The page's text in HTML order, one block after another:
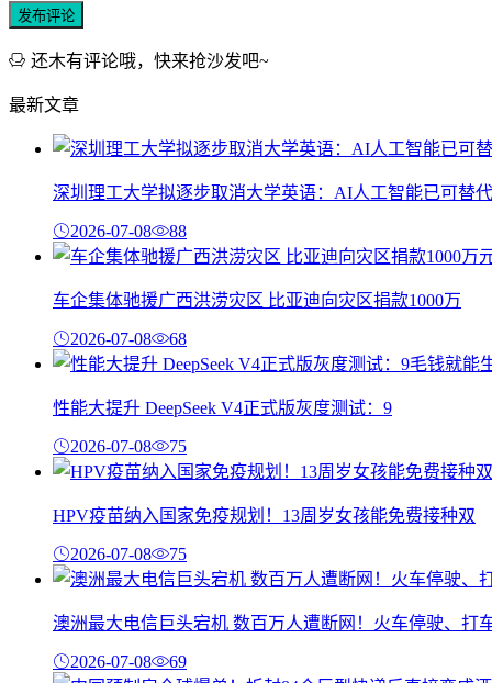
发布评论
还木有评论哦，快来抢沙发吧~
最新文章
深圳理工大学拟逐步取消大学英语：AI人工智能已可替代
2026-07-08 88
车企集体驰援广西洪涝灾区 比亚迪向灾区捐款1000万
2026-07-08 68
性能大提升 DeepSeek V4正式版灰度测试：9
2026-07-08 75
HPV疫苗纳入国家免疫规划！13周岁女孩能免费接种双
2026-07-08 75
澳洲最大电信巨头宕机 数百万人遭断网！火车停驶、打
2026-07-08 69